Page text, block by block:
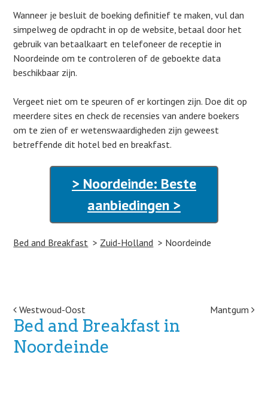
Wanneer je besluit de boeking definitief te maken, vul dan
simpelweg de opdracht in op de website, betaal door het
gebruik van betaalkaart en telefoneer de receptie in
Noordeinde om te controleren of de geboekte data
beschikbaar zijn.
Vergeet niet om te speuren of er kortingen zijn. Doe dit op
meerdere sites en check de recensies van andere boekers
om te zien of er wetenswaardigheden zijn geweest
betreffende dit hotel bed en breakfast.
> Noordeinde: Beste
aanbiedingen >
Bed and Breakfast Zuid-Holland Noordeinde
Post navigation
Westwoud-Oost Mantgum
Bed and Breakfast in
Noordeinde